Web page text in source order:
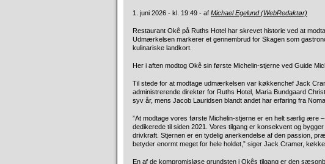
1. juni 2026 - kl. 19:49 - af Michael Egelund (WebRedaktør)
Restaurant Okê på Ruths Hotel har skrevet historie ved at
Udmærkelsen markerer et gennembrud for Skagen som
kulinariske landkort.
Her i aften modtog Okê sin første Michelin-stjerne ved Guide
Til stede for at modtage udmærkelsen var køkkenchef Jack
administrerende direktør for Ruths Hotel, Maria Bundgaard
syv år, mens Jacob Lauridsen blandt andet har erfaring fra
”At modtage vores første Michelin-stjerne er en helt særlig ære
dedikerede til siden 2021. Vores tilgang er konsekvent og
drivkraft. Stjernen er en tydelig anerkendelse af den passion,
betyder enormt meget for hele holdet,” siger Jack Cramer,
En af de kompromisløse grundsten i Okês tilgang er den